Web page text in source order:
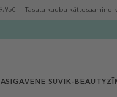
Tasuta kauba kättesaamine
IGAVENE SUVI K-BEAUTY